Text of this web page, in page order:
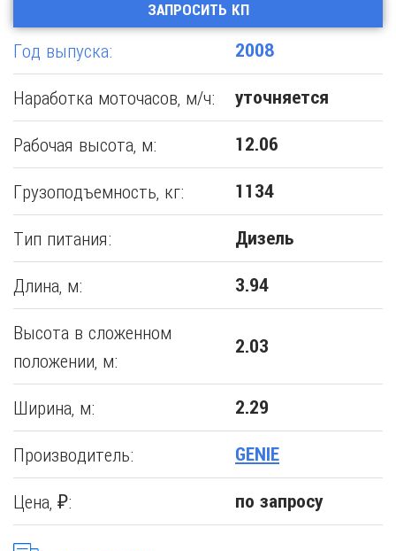
ЗАПРОСИТЬ КП
Год выпуска: 2008
Наработка моточасов, м/ч: уточняется
Рабочая высота, м: 12.06
Грузоподъемность, кг: 1134
Тип питания: Дизель
Длина, м: 3.94
Высота в сложенном
положении, м:
2.03
Ширина, м: 2.29
Производитель: GENIE
Цена, ₽: по запросу